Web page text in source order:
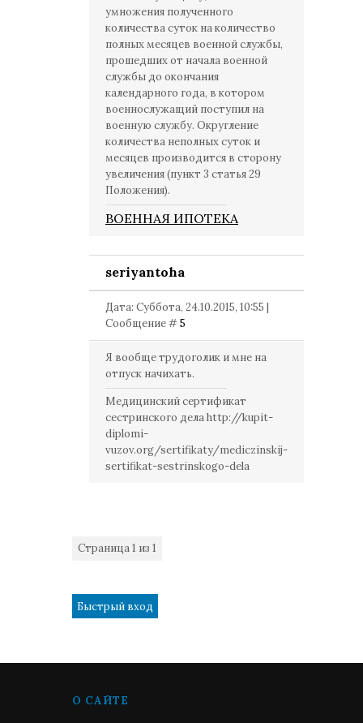
умножения полученного
количества суток на количество
полных месяцев военной службы,
прошедших от начала военной
службы до окончания
календарного года, в котором
военнослужащий поступил на
военную службу. Округление
количества неполных суток и
месяцев производится в сторону
увеличения (пункт 3 статья 29
Положения).
ВОЕННАЯ ИПОТЕКА
seriyantoha
Дата: Суббота, 24.10.2015, 10:55 |
Сообщение #5
Я вообще трудоголик и мне на
отпуск начихать.
Медицинский сертификат
сестринского дела http://kupit-
diplomi-
vuzov.org/sertifikaty/mediczinskij-
sertifikat-sestrinskogo-dela
Страница1 из 1
О САЙТЕ